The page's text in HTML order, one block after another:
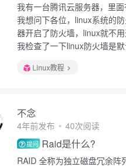
我有一台腾讯云服务器，里面
我想问下各位，linux系统的
器开启了防火墙，linux就不用
我检查了一下linux防火墙是
Linux教程
不念
4年前发布 40次阅读
提问 Raid是什么?
RAID 全称为独立磁盘冗余